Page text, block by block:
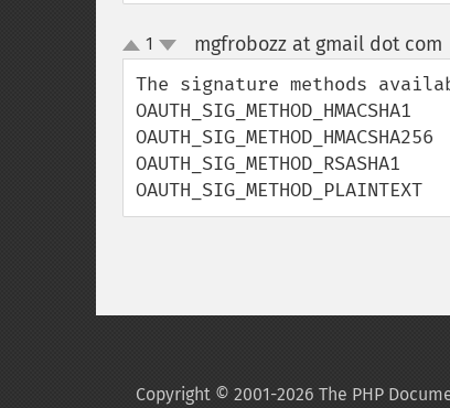
up
down
1 mgfrobozz at gmail dot com
The signature methods
OAUTH_SIG_METHOD_HMACSHA1
OAUTH_SIG_METHOD_HMACSHA256
OAUTH_SIG_METHOD_RSASHA1
OAUTH_SIG_METHOD_PLAINTEXT
Copyright © 2001-2026 The PHP